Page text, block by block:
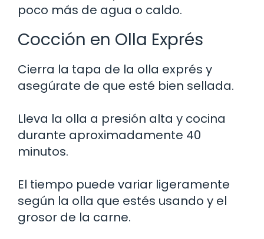
poco más de agua o caldo.
Cocción en Olla Exprés
Cierra la tapa de la olla exprés y
asegúrate de que esté bien sellada.
Lleva la olla a presión alta y cocina
durante aproximadamente 40
minutos.
El tiempo puede variar ligeramente
según la olla que estés usando y el
grosor de la carne.